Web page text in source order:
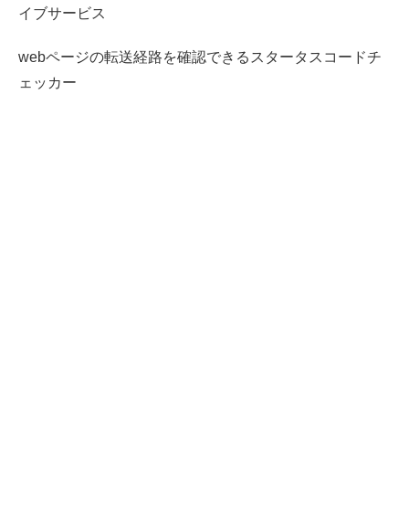
イブサービス
webページの転送経路を確認できるスタータスコードチ
ェッカー